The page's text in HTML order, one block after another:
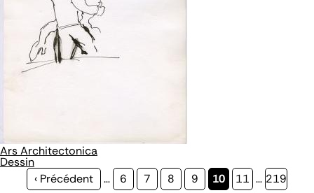
Ars Architectonica
Dessin
Page
‹ Précédent … Page
6 Page
7 Page
8 Page
9
Page
10 Page
11 … Page
219